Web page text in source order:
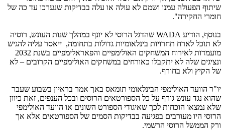
שיתוף הפעולה עמנו ושמם לא עולה או עלה בבדיקות שנערכו עד כה של
חומרי החקירה".
בנוסף, הודיע WADA שהדגל הרוסי לא יונף במהלך שנות העונש, רוסיה
לא תוכל לארח תחרויות בינלאומיות גדולות בתחומה, ייאסר עליה להגיש
מועמדות לאירוח המשחקים האולימפיים והפאראלימפיים בשנת 2032
ונציגים שלה לא יתקבלו כאורחים במשחקים האולימפיים הקרובים – לא
של הקיץ ולא בחורף.
יו"ר הוועד האולימפי הבינלאומי תומאס באך אמר בראיון בשבוע שעבר
שהוא נגד עונש גורף על כל הספורטאים הרוסים ובכל הענפים, זאת כיוון
שלא נמצאו הוכחות לכך שאיגודי הספורט השונים או הוועד האולימפי
הרוסי היו מעורבים בפגיעה בבדיקות הסמים של הספורטאים אלא אך
ורק הממשל הרוסי הרשמי.